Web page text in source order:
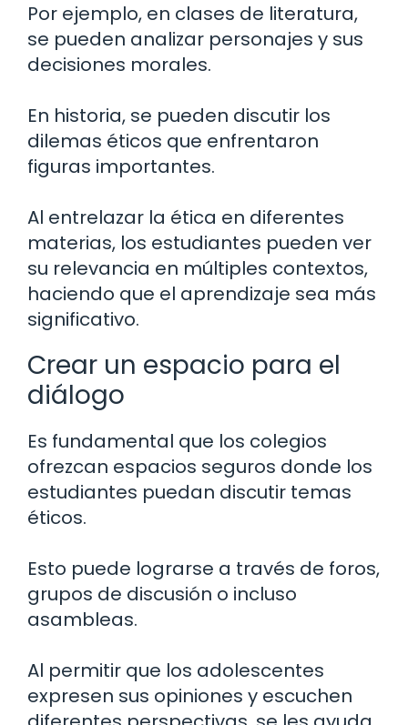
Por ejemplo, en clases de literatura,
se pueden analizar personajes y sus
decisiones morales.
En historia, se pueden discutir los
dilemas éticos que enfrentaron
figuras importantes.
Al entrelazar la ética en diferentes
materias, los estudiantes pueden ver
su relevancia en múltiples contextos,
haciendo que el aprendizaje sea más
significativo.
Crear un espacio para el
diálogo
Es fundamental que los colegios
ofrezcan espacios seguros donde los
estudiantes puedan discutir temas
éticos.
Esto puede lograrse a través de foros,
grupos de discusión o incluso
asambleas.
Al permitir que los adolescentes
expresen sus opiniones y escuchen